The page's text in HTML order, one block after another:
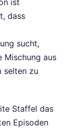
dass
sucht,
Mischung aus
selten zu
Staffel das
Episoden